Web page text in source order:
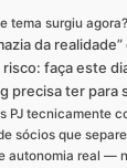
tema surgiu agora?
da
risco: faça este
precisa ter
PJ tecnicamente
sócios que
autonomia real —